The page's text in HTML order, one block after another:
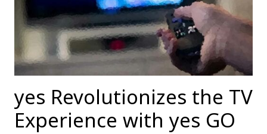
yes Revolutionizes the TV
Experience with yes GO